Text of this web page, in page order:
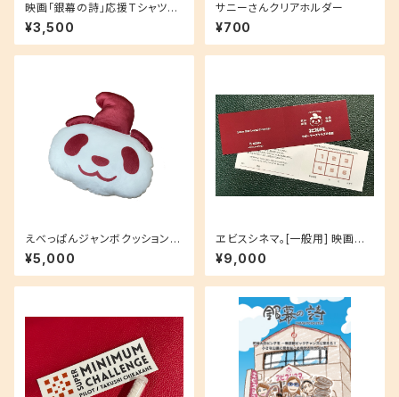
映画「銀幕の詩」応援Tシャツセ
ット！
¥3,500
サニーさんクリアホルダー
¥700
えべっぱんジャンボクッション！
フワフワの手触りがクセになり
ます！
¥5,000
ヱビスシネマ。[一般用] 映画鑑
賞回数券（5回料金で6回観賞可
能）
¥9,000